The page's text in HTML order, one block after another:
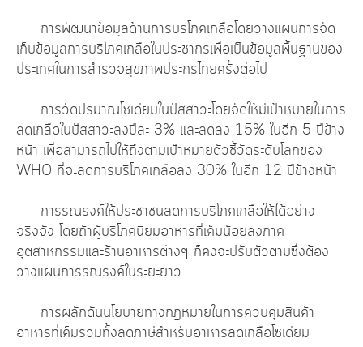
การพัฒนาข้อมูลด้านการบริโภคเกลือโดยวางแผนการจัด
เก็บข้อมูลการบริโภคเกลือในประชากรเพื่อเป็นข้อมูลพื้นฐานของ
ประเทศในการสำรวจสุขภาพประกรไทยครั้งต่อไป
การวัดปริมาณโซเดียมในปัสสาวะโดยจัดให้มีเป้าหมายในการ
ลดเกลือในปัสสาวะลงปีละ 3% และลดลง 15% ในอีก 5 ปีข้าง
หน้า เพื่อสามารถไปให้ถึงตามเป้าหมายตัวชี้วัดระดับโลกของ
WHO ที่จะลดการบริโภคเกลือลง 30% ในอีก 12 ปีข้างหน้า
การรณรงค์ให้ประชาชนลดการบริโภคเกลือให้ได้อย่าง
จริงจัง โดยถ้าผู้บริโภคนิยมอาหารที่เค็มน้อยลงภาค
อุตสาหกรรมและร้านอาหารต่างๆ ก็คงจะปรับตัวตามซึ่งต้อง
วางแผนการรณรงค์ในระยะยาว
การผลักดันนโยบายทางกฎหมายในการควบคุมสินค้า
อาหารที่เค็มรวมทั้งลดภาษีสำหรับอาหารลดเกลือโซเดียม